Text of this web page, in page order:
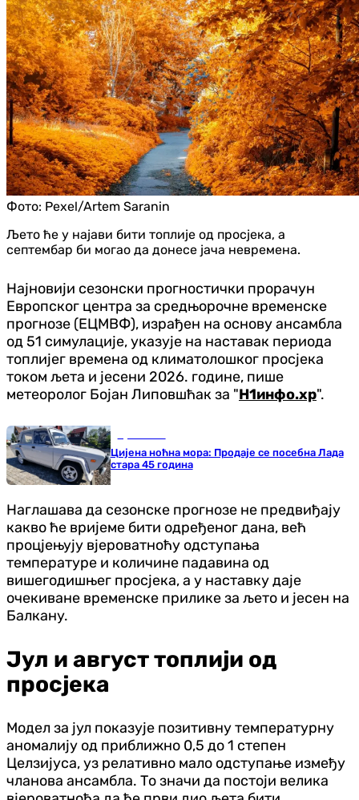
Фото: Pexel/Artem Saranin
Љето ће у најави бити топлије од просјека, а
септембар би могао да донесе јача невремена.
Најновији сезонски прогностички прорачун
Европског центра за средњорочне временске
прогнозе (ЕЦМВФ), израђен на основу ансамбла
од 51 симулације, указује на наставак периода
топлијег времена од климатолошког просјека
током љета и јесени 2026. године, пише
метеоролог Бојан Липовшћак за "Н1инфо.хр".
Цијена ноћна мора: Продаје се посебна Лада
стара 45 година
Наглашава да сезонске прогнозе не предвиђају
какво ће вријеме бити одређеног дана, већ
процјењују вјероватноћу одступања
температуре и количине падавина од
вишегодишњег просјека, а у наставку даје
очекиване временске прилике за љето и јесен на
Балкану.
Јул и август топлији од
просјека
Модел за јул показује позитивну температурну
аномалију од приближно 0,5 до 1 степен
Целзијуса, уз релативно мало одступање између
чланова ансамбла. То значи да постоји велика